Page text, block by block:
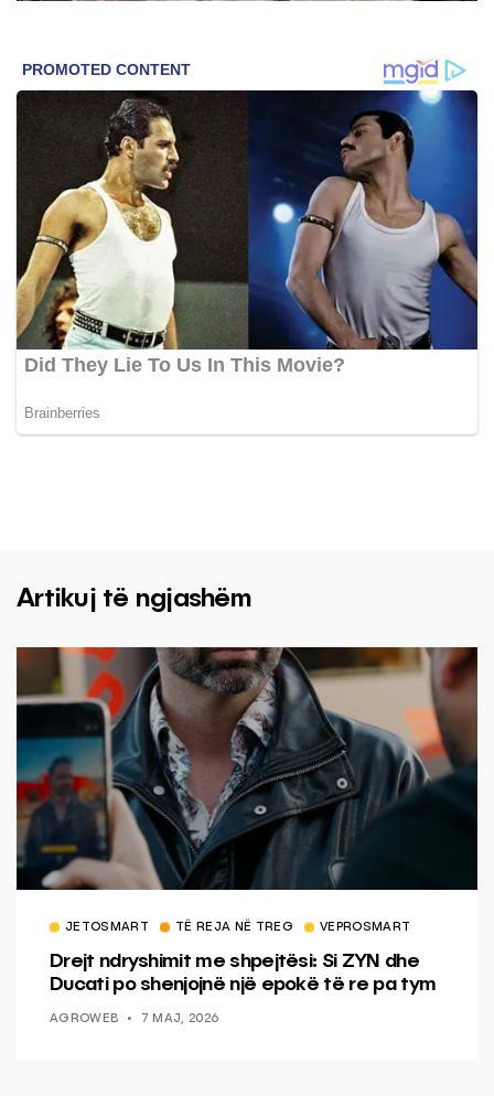
Artikuj të ngjashëm
JETOSMART TË REJA NË TREG VEPROSMART
Drejt ndryshimit me shpejtësi: Si ZYN dhe
Ducati po shenjojnë një epokë të re pa tym
AGROWEB 7 MAJ, 2026